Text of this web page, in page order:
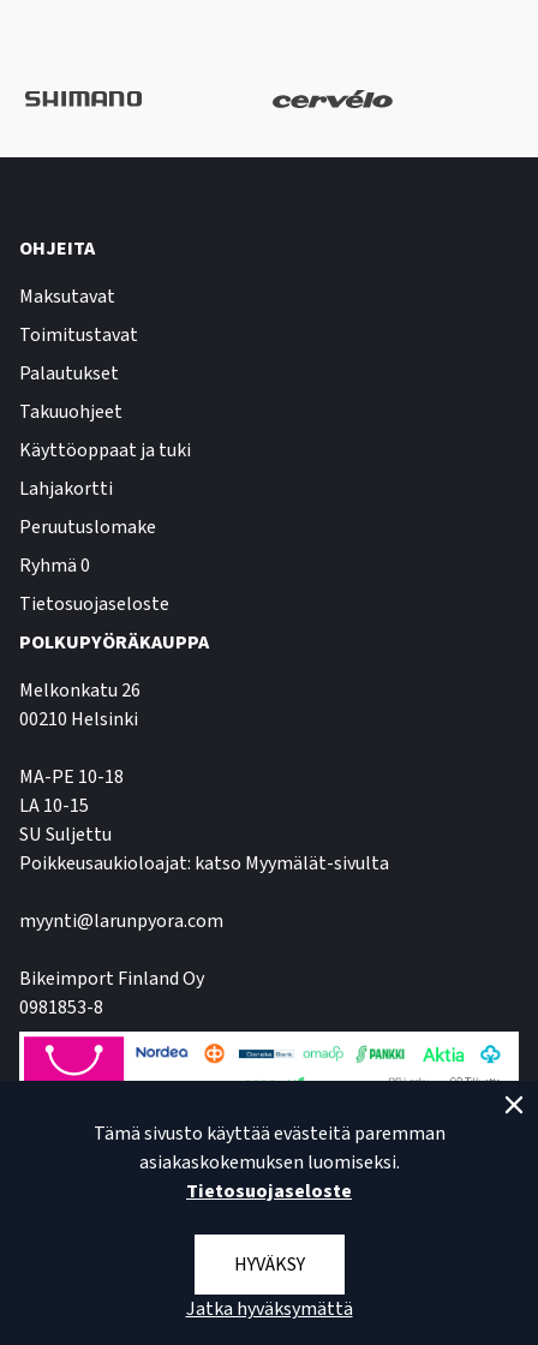
OHJEITA
Maksutavat
Toimitustavat
Palautukset
Takuuohjeet
Käyttöoppaat ja tuki
Lahjakortti
Peruutuslomake
Ryhmä 0
Tietosuojaseloste
POLKUPYÖRÄKAUPPA
Melkonkatu 26
00210 Helsinki
MA-PE 10-18
LA 10-15
SU Suljettu
Poikkeusaukioloajat: katso Myymälät-sivulta
myynti@larunpyora.com
Bikeimport Finland Oy
0981853-8
Tämä sivusto käyttää evästeitä paremman
asiakaskokemuksen luomiseksi.
Tietosuojaseloste
HYVÄKSY
Jatka hyväksymättä